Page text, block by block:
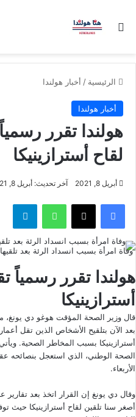
بحث عن
الرئيسية / أخبار هولندا
أخبار هولندا
هولندا تقرر
لقاح أسترازينيكا
أبريل 8, 2021 آخر تحديث: أبريل 8, 2021
فيسبوك ‫X واتساب
وفاة امرأة بسبب انسداد الرئة بعد
هولندا تقرر رسمياً
أسترازينيكا
قال وزير الصحة المؤقت هوغو دي يونغ،
أسترازينيكا بسبب المخاطر الصحية.
الصحة الوطني، الذي استعجل بنصائحه
الأربعاء.
وقال دي يونغ إن القرار اتخذ بعد
أصغر سنا تلقين لقاح أسترازينيكا حيث